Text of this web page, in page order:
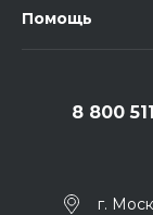
Помощь
8 800
г.